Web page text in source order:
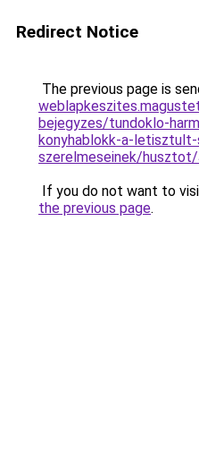
Redirect Notice
The previous page is
bejegyzes/tundoklo-
konyhablokk-a-
szerelmeseinek/husztot/
If you do not want to
the previous page.